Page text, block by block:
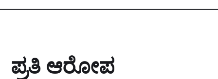
ಪ್ರತಿ ಆರೋಪ